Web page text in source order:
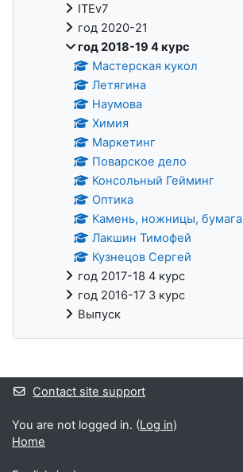
ITEv7
год 2020-21
год 2018-19 4 курс
Мастерская кукол
Летягина
Наумова
Химия
Маркетинг
Поварское дело
Консольный Гейминг
Оптика
Камень, ножницы, бумага
Лакшин Тимофей
Кузнецов Сергей
год 2017-18 4 курс
год 2016-17 3 курс
Выпуск
Supplementary blocks
Contact site support
You are not logged in. (Log in)
Home